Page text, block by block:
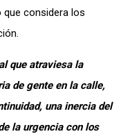
que considera los
que atraviesa la
de gente en la calle,
una inercia del
la urgencia con los